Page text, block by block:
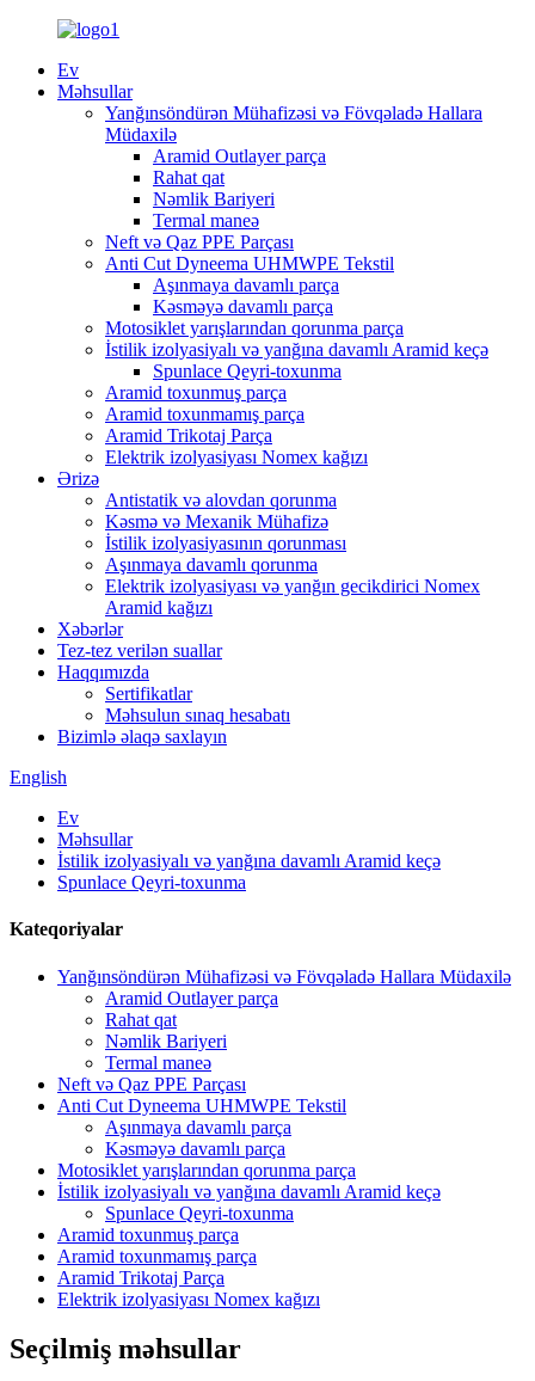
Ev
Məhsullar
Yanğınsöndürən Mühafizəsi və Fövqəladə Hallara
Müdaxilə
Aramid Outlayer parça
Rahat qat
Nəmlik Bariyeri
Termal maneə
Neft və Qaz PPE Parçası
Anti Cut Dyneema UHMWPE Tekstil
Aşınmaya davamlı parça
Kəsməyə davamlı parça
Motosiklet yarışlarından qorunma parça
İstilik izolyasiyalı və yanğına davamlı Aramid keçə
Spunlace Qeyri-toxunma
Aramid toxunmuş parça
Aramid toxunmamış parça
Aramid Trikotaj Parça
Elektrik izolyasiyası Nomex kağızı
Ərizə
Antistatik və alovdan qorunma
Kəsmə və Mexanik Mühafizə
İstilik izolyasiyasının qorunması
Aşınmaya davamlı qorunma
Elektrik izolyasiyası və yanğın gecikdirici Nomex
Aramid kağızı
Xəbərlər
Tez-tez verilən suallar
Haqqımızda
Sertifikatlar
Məhsulun sınaq hesabatı
Bizimlə əlaqə saxlayın
English
Ev
Məhsullar
İstilik izolyasiyalı və yanğına davamlı Aramid keçə
Spunlace Qeyri-toxunma
Kateqoriyalar
Yanğınsöndürən Mühafizəsi və Fövqəladə Hallara Müdaxilə
Aramid Outlayer parça
Rahat qat
Nəmlik Bariyeri
Termal maneə
Neft və Qaz PPE Parçası
Anti Cut Dyneema UHMWPE Tekstil
Aşınmaya davamlı parça
Kəsməyə davamlı parça
Motosiklet yarışlarından qorunma parça
İstilik izolyasiyalı və yanğına davamlı Aramid keçə
Spunlace Qeyri-toxunma
Aramid toxunmuş parça
Aramid toxunmamış parça
Aramid Trikotaj Parça
Elektrik izolyasiyası Nomex kağızı
Seçilmiş məhsullar